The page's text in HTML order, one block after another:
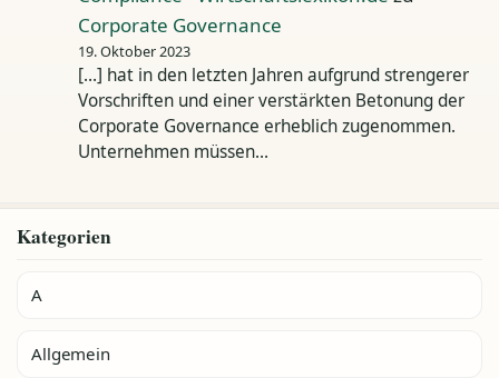
Corporate Governance
19. Oktober 2023
[…] hat in den letzten Jahren aufgrund strengerer
Vorschriften und einer verstärkten Betonung der
Corporate Governance erheblich zugenommen.
Unternehmen müssen…
Kategorien
A
Allgemein